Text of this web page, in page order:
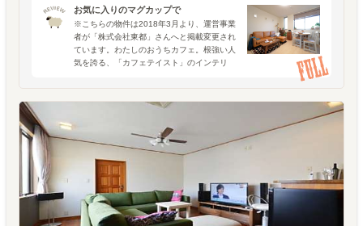
お気に入りのマグカップで
※こちらの物件は2018年3月より、運営事業
者が「株式会社東都」さんへと掲載変更され
ています。わたしのおうちカフェ。根強い人
気を誇る、「カフェテイスト」のインテリ
インテリアのジャンルのようになってきまし
た。ただ、この一言